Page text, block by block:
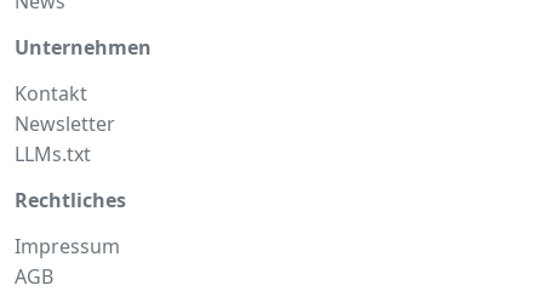
Unternehmen
Kontakt
Newsletter
LLMs.txt
Rechtliches
Impressum
AGB